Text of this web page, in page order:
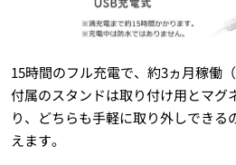
15時間のフル充電で、約3ヵ月稼働
付属のスタンドは取り付け用とマグ
り、どちらも手軽に取り外しできる
えます。